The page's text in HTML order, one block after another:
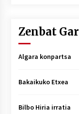
Zenbat
Algara konpartsa
Bakaikuko Etxea
Bilbo Hiria irratia